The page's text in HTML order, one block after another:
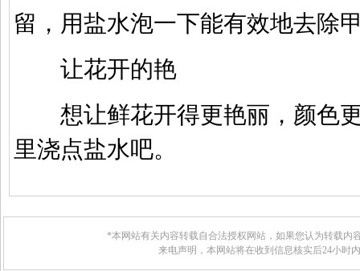
留，用盐水泡一下能有效地去除
让花开的艳
想让鲜花开得更艳丽，颜色
里浇点盐水吧。
*本网站有关内容转载自合法授权网站，如果您认为转载内
来电声明，本网站将在收到信息核实后24小时